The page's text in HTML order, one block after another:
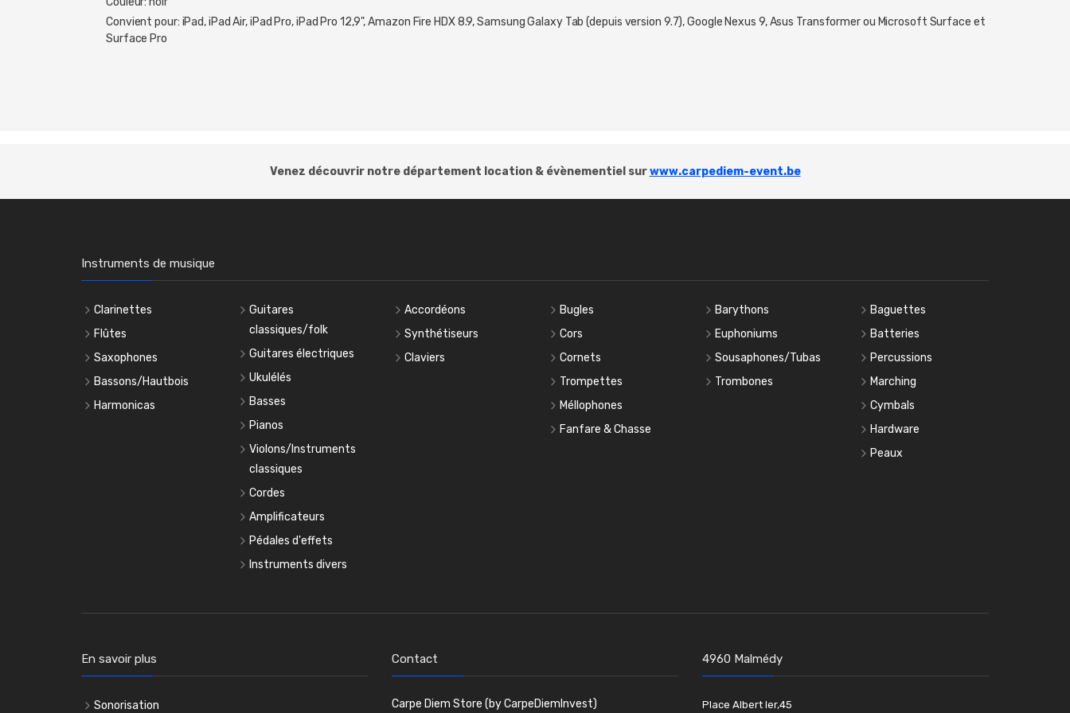
Convient pour: iPad, iPad Air, iPad Pro, iPad Pro 12,9", Amazon Fire HDX 8.9, Samsung Galaxy Tab (depuis version 9.7), Google Nexus 9, Asus Transformer ou Microsoft Surface et
Surface Pro
Venez découvrir notre département location & évènementiel surwww.carpediem-event.be
Instruments de musique
Clarinettes
Flûtes
Saxophones
Bassons/Hautbois
Harmonicas
Guitares
classiques/folk
Guitares électriques
Ukulélés
Basses
Pianos
Violons/Instruments
classiques
Cordes
Amplificateurs
Pédales d'effets
Instruments divers
Accordéons
Synthétiseurs
Claviers
Bugles
Cors
Cornets
Trompettes
Méllophones
Fanfare & Chasse
Barythons
Euphoniums
Sousaphones/Tubas
Trombones
Baguettes
Batteries
Percussions
Marching
Cymbals
Hardware
Peaux
En savoir plus
Sonorisation
Contact
Carpe Diem Store (by CarpeDiemInvest)
4960 Malmédy
Place Albert Ier,45